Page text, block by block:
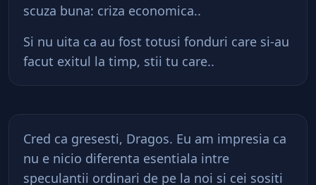
scuza buna: criza economica..
Si nu uita ca au fost totusi fonduri care si-au
facut exitul la timp, stii tu care..
Cred ca gresesti, Dragos. Eu am impresia ca
nu e nicio diferenta esentiala intre
speculantii ordinari de pe la noi si cei sositi